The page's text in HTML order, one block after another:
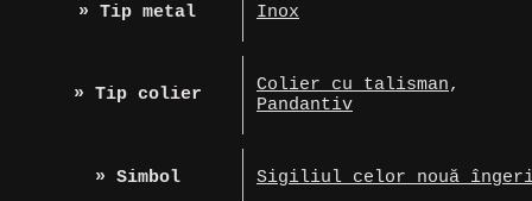
» Tip metal Inox
» Tip colier Colier cu talisman,
Pandantiv
» Simbol Sigiliul celor nouă